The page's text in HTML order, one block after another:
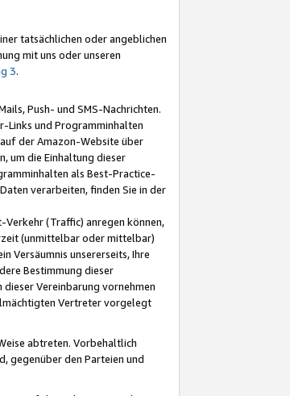
tatsächlichen oder angeblichen
mit uns oder unseren
3.
Push- und SMS-Nachrichten.
Links und Programminhalten
der Amazon-Website über
um die Einhaltung dieser
als Best-Practice-
verarbeiten, finden Sie in der
(Traffic) anregen können,
(unmittelbar oder mittelbar)
Versäumnis unsererseits, Ihre
Bestimmung dieser
Vereinbarung vornehmen
Vertreter vorgelegt
abtreten. Vorbehaltlich
gegenüber den Parteien und